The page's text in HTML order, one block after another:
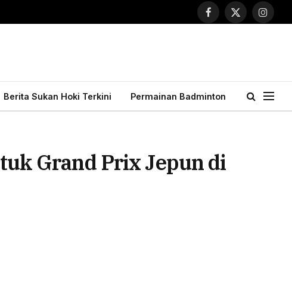
Facebook
X
Berita Sukan Hoki Terkini Permainan Badminton
Grand Prix Jepun di